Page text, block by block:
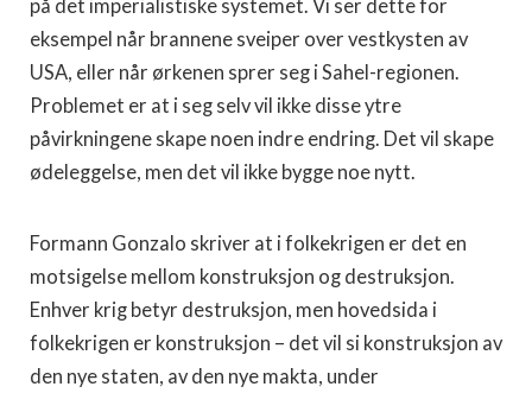
på det imperialistiske systemet. Vi ser dette for
eksempel når brannene sveiper over vestkysten av
USA, eller når ørkenen sprer seg i Sahel-regionen.
Problemet er at i seg selv vil ikke disse ytre
påvirkningene skape noen indre endring. Det vil skape
ødeleggelse, men det vil ikke bygge noe nytt.
Formann Gonzalo skriver at i folkekrigen er det en
motsigelse mellom konstruksjon og destruksjon.
Enhver krig betyr destruksjon, men hovedsida i
folkekrigen er konstruksjon – det vil si konstruksjon av
den nye staten, av den nye makta, under